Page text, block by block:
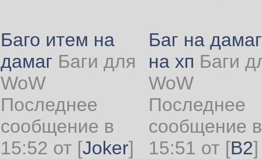
Баго итем на
дамаг Баги для
WoW
Последнее
сообщение в
15:52 от [Joker]
Баг на
на хп Баги
WoW
Последнее
сообщение в
15:51 от [B2]